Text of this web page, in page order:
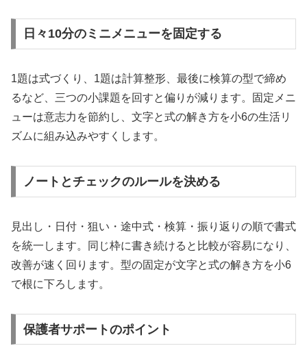
日々10分のミニメニューを固定する
1題は式づくり、1題は計算整形、最後に検算の型で締め
るなど、三つの小課題を回すと偏りが減ります。固定メニ
ューは意志力を節約し、文字と式の解き方を小6の生活リ
ズムに組み込みやすくします。
ノートとチェックのルールを決める
見出し・日付・狙い・途中式・検算・振り返りの順で書式
を統一します。同じ枠に書き続けると比較が容易になり、
改善が速く回ります。型の固定が文字と式の解き方を小6
で根に下ろします。
保護者サポートのポイント